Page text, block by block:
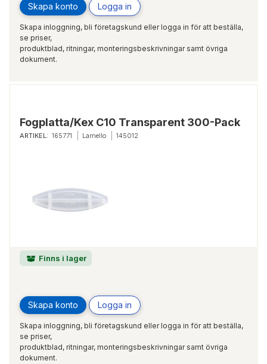
Skapa konto Logga in
Skapa inloggning, bli företagskund eller logga in för att beställa,
se priser,
produktblad, ritningar, monteringsbeskrivningar samt övriga
dokument.
Fogplatta/Kex C10 Transparent 300-Pack
ARTIKEL: 165771 Lamello 145012
Finns i lager
Skapa konto Logga in
Skapa inloggning, bli företagskund eller logga in för att beställa,
se priser,
produktblad, ritningar, monteringsbeskrivningar samt övriga
dokument.